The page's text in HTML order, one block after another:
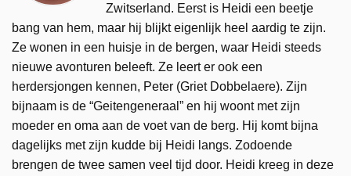
Zwitserland. Eerst is Heidi een beetje
bang van hem, maar hij blijkt eigenlijk heel aardig te zijn.
Ze wonen in een huisje in de bergen, waar Heidi steeds
nieuwe avonturen beleeft. Ze leert er ook een
herdersjongen kennen, Peter (Griet Dobbelaere). Zijn
bijnaam is de “Geitengeneraal” en hij woont met zijn
moeder en oma aan de voet van de berg. Hij komt bijna
dagelijks met zijn kudde bij Heidi langs. Zodoende
brengen de twee samen veel tijd door. Heidi kreeg in deze